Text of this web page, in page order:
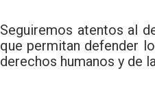
Seguiremos atentos al
que permitan defender
derechos humanos y de